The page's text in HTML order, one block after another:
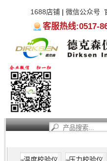
1688店铺| 微信公众号
客服热线:0517-